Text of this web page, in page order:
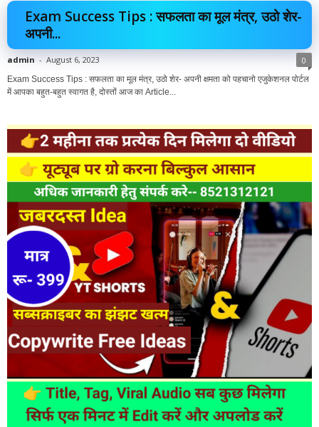
Exam Success Tips : सफलता का मूल मंत्र, उठो शेर-
अपनी...
admin - August 6, 2023 0
Exam Success Tips : सफलता का मूल मंत्र, उठो शेर- अपनी क्षमता को पहचानो एजुकेशनल पोर्टल
में आपका बहुत-बहुत स्वागत है, दोस्तों आज का Article...